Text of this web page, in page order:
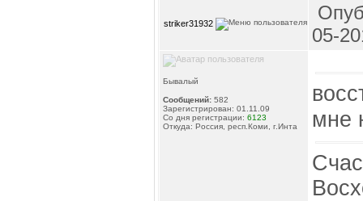
striker31932
05-
Бывалый
Сообщений: 582
Зарегистрирован: 01.11.09
Со дня регистрации: 6123
Откуда: Россия, респ.Коми, г.Инта
мне